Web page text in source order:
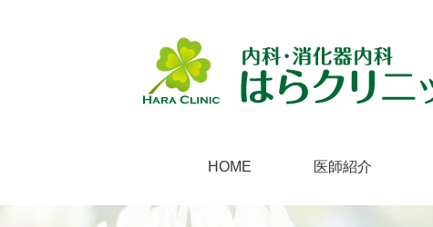
HOME 医師紹介